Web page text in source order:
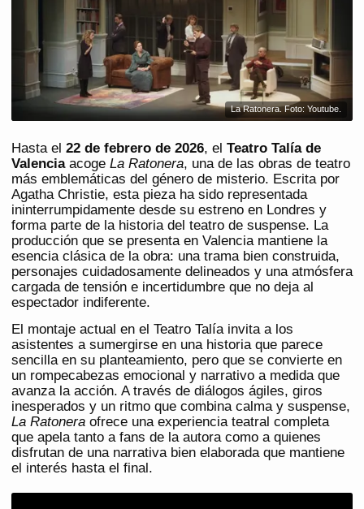
La Ratonera. Foto: Youtube.
Hasta el 22 de febrero de 2026, el Teatro Talía de
Valenciaacoge La Ratonera, una de las obras de teatro
más emblemáticas del género de misterio. Escrita por
Agatha Christie, esta pieza ha sido representada
ininterrumpidamente desde su estreno en Londres y
forma parte de la historia del teatro de suspense. La
producción que se presenta en Valencia mantiene la
esencia clásica de la obra: una trama bien construida,
personajes cuidadosamente delineados y una atmósfera
cargada de tensión e incertidumbre que no deja al
espectador indiferente.
El montaje actual en el Teatro Talía invita a los
asistentes a sumergirse en una historia que parece
sencilla en su planteamiento, pero que se convierte en
un rompecabezas emocional y narrativo a medida que
avanza la acción. A través de diálogos ágiles, giros
inesperados y un ritmo que combina calma y suspense,
La Ratonera ofrece una experiencia teatral completa
que apela tanto a fans de la autora como a quienes
disfrutan de una narrativa bien elaborada que mantiene
el interés hasta el final.